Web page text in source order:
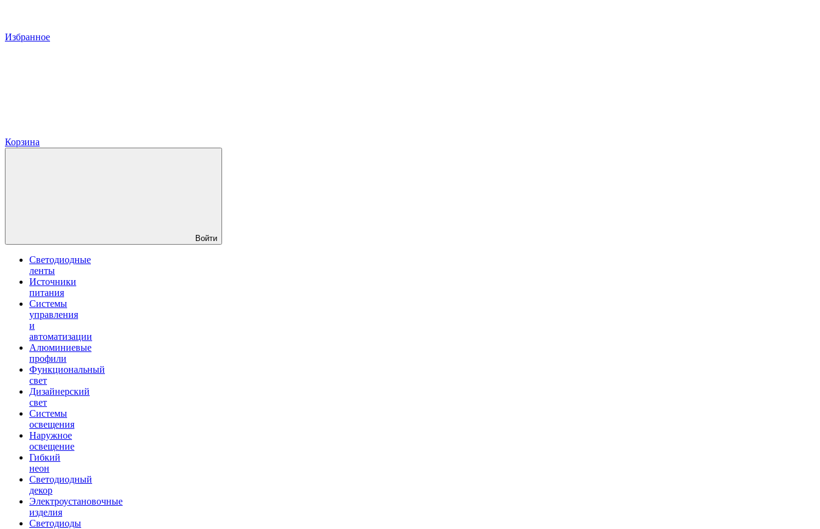
Избранное
Корзина
Войти
Светодиодные
ленты
Источники
питания
Системы
управления
и
автоматизации
Алюминиевые
профили
Функциональный
свет
Дизайнерский
свет
Системы
освещения
Наружное
освещение
Гибкий
неон
Светодиодный
декор
Электроустановочные
изделия
Светодиоды